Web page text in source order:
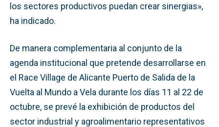
los sectores productivos puedan crear sinergias»,
ha indicado.
De manera complementaria al conjunto de la
agenda institucional que pretende desarrollarse en
el Race Village de Alicante Puerto de Salida de la
Vuelta al Mundo a Vela durante los días 11 al 22 de
octubre, se prevé la exhibición de productos del
sector industrial y agroalimentario representativos